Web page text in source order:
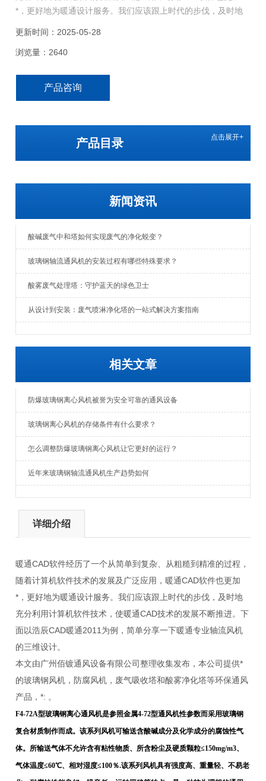
*，更好地为暖通设计服务。我们应该跟上时代的步伐，及时地
面以浩辰CAD暖通2011为例，简单分享一下暖通专业轴流风机
的三维设计。
更新时间：2025-05-28
浏览量：2640
产品咨询
产品目录 点击展开+
新闻资讯
酸碱废气中和塔如何实现废气的净化蜕变？
玻璃钢轴流通风机的安装过程有哪些特殊要求？
酸雾废气处理塔：守护蓝天的绿色卫士
从设计到安装：废气喷淋净化塔的一站式解决方案指南
相关文章
防爆玻璃钢离心风机被誉为安全可靠的通风设备
玻璃钢离心风机的存储条件有什么要求？
怎么调整防爆玻璃钢离心风机让它更好的运行？
近年来玻璃钢轴流通风机生产趋势如何
详细介绍
暖通CAD软件经历了一个从简单到复杂、从粗糙到精准的过程，
随着计算机软件技术的发展及广泛应用，暖通CAD软件也更加
*，更好地为暖通设计服务。我们应该跟上时代的步伐，及时地
充分利用计算机软件技术，使暖通CAD技术的发展不断推进。下
面以浩辰CAD暖通2011为例，简单分享一下暖通专业轴流风机
的三维设计。
本文由广州佰镀通风设备有限公司整理收集发布，本公司提供*
的玻璃钢风机，防腐风机，废气吸收塔和酸雾净化塔等环保通风
产品，*: 。
F4-72A型玻璃钢离心通风机是参照金属4-72型通风机性参数而采用玻璃钢
复合材质制作而成。该系列风机可输送含酸碱成分及化学成分的腐蚀性气
体。所输送气体不允许含有粘性物质、所含粉尘及硬质颗粒≤150mg/m3、
气体温度≤60℃、相对湿度≤100％.该系列风机具有强度高、重量轻、不易老